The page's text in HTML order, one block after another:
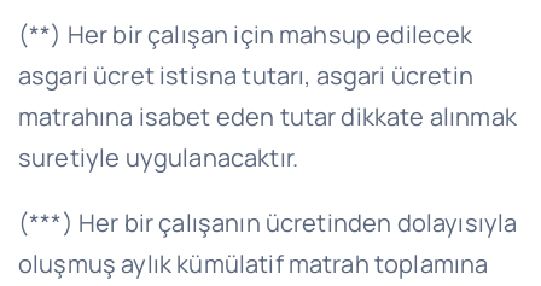
(**) Her bir çalışan için mahsup edilecek
asgari ücret istisna tutarı, asgari ücretin
matrahına isabet eden tutar dikkate alınmak
suretiyle uygulanacaktır.
(***) Her bir çalışanın ücretinden dolayısıyla
oluşmuş aylık kümülatif matrah toplamına